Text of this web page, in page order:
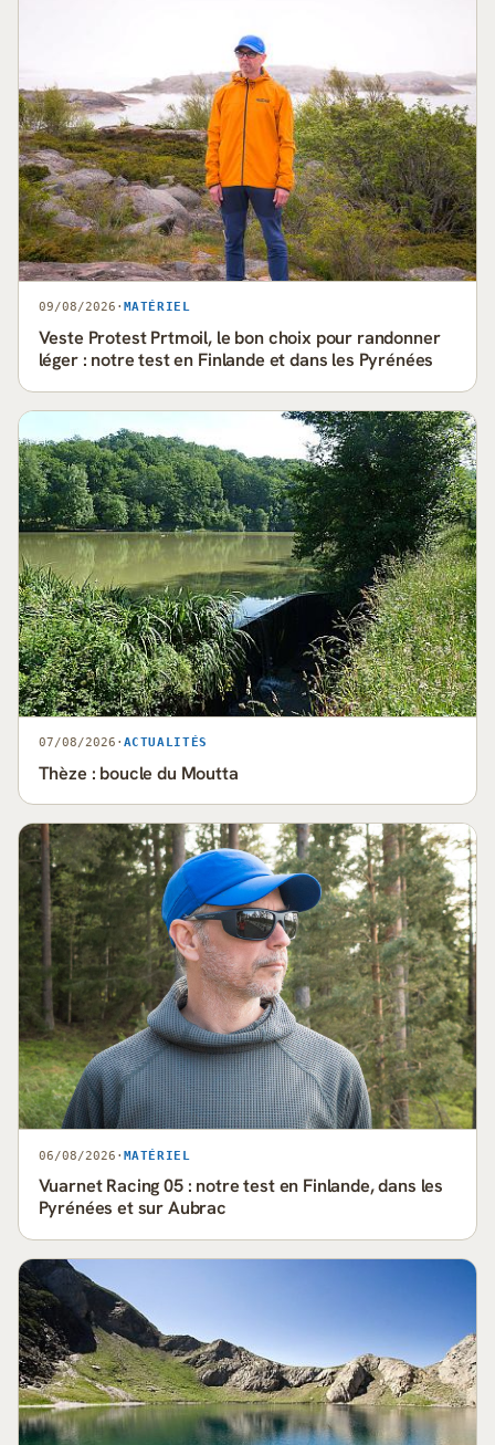
09/08/2026 · MATÉRIEL
Veste Protest Prtmoil, le bon choix pour randonner
léger : notre test en Finlande et dans les Pyrénées
07/08/2026 · ACTUALITÉS
Thèze : boucle du Moutta
06/08/2026 · MATÉRIEL
Vuarnet Racing 05 : notre test en Finlande, dans les
Pyrénées et sur Aubrac